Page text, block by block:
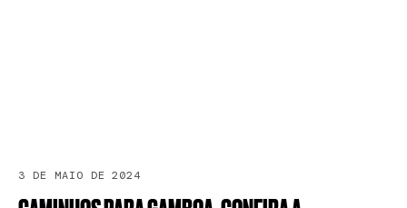
3 DE MAIO DE 2024